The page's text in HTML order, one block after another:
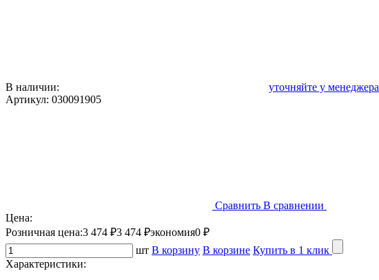
В наличии:
уточняйте у менеджера
Артикул: 030091905
Сравнить В сравнении
Цена:
Розничная цена:3 474 ₽3 474 ₽экономия0 ₽
шт В корзину В корзине Купить в 1 клик
Характеристики: